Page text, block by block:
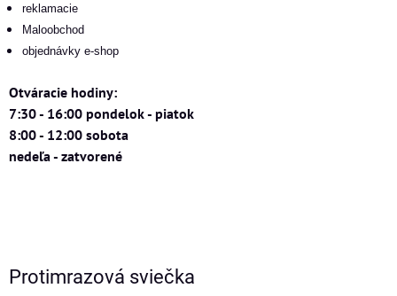
reklamacie
Maloobchod
objednávky e-shop
Otváracie hodiny:
7:30 - 16:00 pondelok - piatok
8:00 - 12:00 sobota
nedeľa - zatvorené
Protimrazová sviečka